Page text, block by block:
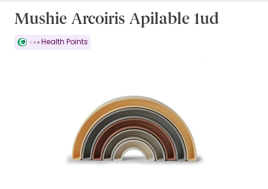
Mushie Arcoiris Apilable 1ud
Health Points